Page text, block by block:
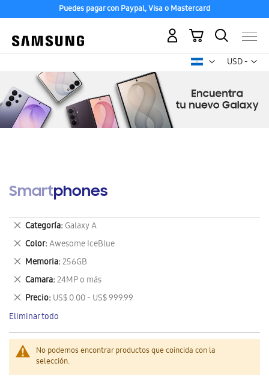
Puedes pagar con Paypal, Visa o Mastercard
USD -
dólar
Mi carrito
Smartphones
No podemos encontrar productos que coincida con la
selección.
Categoría Galaxy A
Eliminar
este
artículo
Color Awesome IceBlue
Eliminar
este
artículo
Memoria 256GB
Eliminar
este
artículo
Camara 24MP o más
Eliminar
este
artículo
Precio US$ 0.00 - US$ 999.99
Eliminar
este
artículo
Eliminar todo